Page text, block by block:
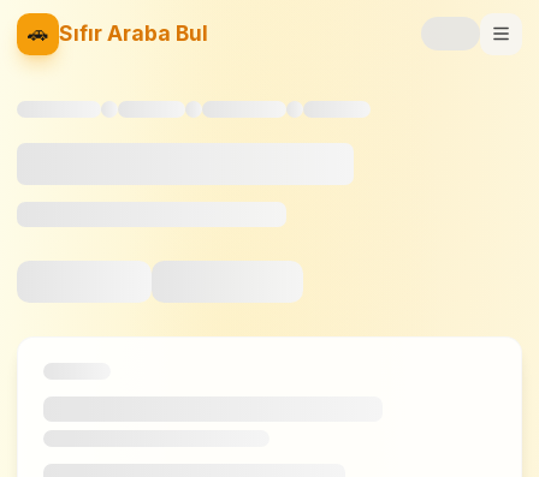
🚗 Sıfır Araba Bul
Markalar
🚙SUV
❤️Favoriler